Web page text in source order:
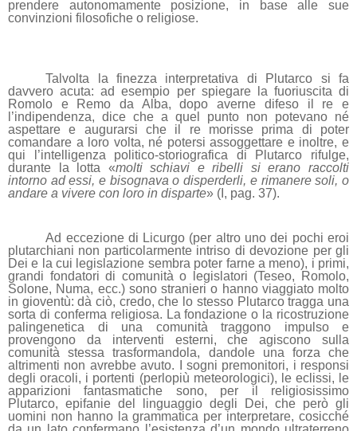
prendere autonomamente posizione, in base alle sue
convinzioni filosofiche o religiose.
Talvolta la finezza interpretativa di Plutarco si fa
davvero acuta: ad esempio per spiegare la fuoriuscita di
Romolo e Remo da Alba, dopo averne difeso il re e
l’indipendenza, dice che a quel punto non potevano né
aspettare e augurarsi che il re morisse prima di poter
comandare a loro volta, né potersi assoggettare e inoltre, e
qui l’intelligenza politico-storiografica di Plutarco rifulge,
durante la lotta «molti schiavi e ribelli si erano raccolti
intorno ad essi, e bisognava o disperderli, e rimanere soli, o
andare a vivere con loro in disparte» (I, pag. 37).
Ad eccezione di Licurgo (per altro uno dei pochi eroi
plutarchiani non particolarmente intriso di devozione per gli
Dei e la cui legislazione sembra poter farne a meno), i primi,
grandi fondatori di comunità o legislatori (Teseo, Romolo,
Solone, Numa, ecc.) sono stranieri o hanno viaggiato molto
in gioventù: dà ciò, credo, che lo stesso Plutarco tragga una
sorta di conferma religiosa. La fondazione o la ricostruzione
palingenetica di una comunità traggono impulso e
provengono da interventi esterni, che agiscono sulla
comunità stessa trasformandola, dandole una forza che
altrimenti non avrebbe avuto. I sogni premonitori, i responsi
degli oracoli, i portenti (perlopiù meteorologici), le eclissi, le
apparizioni fantasmatiche sono, per il religiosissimo
Plutarco, epifanie del linguaggio degli Dei, che però gli
uomini non hanno la grammatica per interpretare, cosicché